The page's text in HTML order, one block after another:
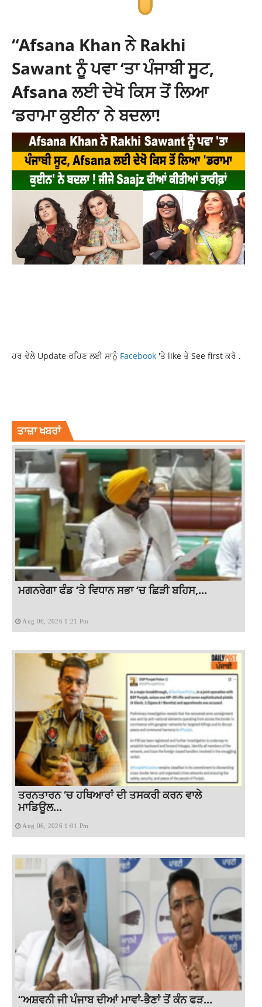
“Afsana Khan ਨੇ Rakhi
Sawant ਨੂੰ ਪਵਾ ‘ਤਾ ਪੰਜਾਬੀ ਸੂਟ,
Afsana ਲਈ ਦੇਖੋ ਕਿਸ ਤੋਂ ਲਿਆ
‘ਡਰਾਮਾ ਕੁਈਨ’ ਨੇ ਬਦਲਾ!
ਹਰ ਵੇਲੇ Update ਰਹਿਣ ਲਈ ਸਾਨੂੰ Facebook 'ਤੇ like ਤੇ See first ਕਰੋ .
ਤਾਜ਼ਾ ਖਬਰਾਂ
ਮਗਨਰੇਗਾ ਫੰਡ ‘ਤੇ ਵਿਧਾਨ ਸਭਾ ‘ਚ ਛਿੜੀ ਬਹਿਸ,...
Aug 06, 2026 1:21 Pm
ਤਰਨਤਾਰਨ ‘ਚ ਹਥਿਆਰਾਂ ਦੀ ਤਸਕਰੀ ਕਰਨ ਵਾਲੇ
ਮਾਡਿਊਲ...
Aug 06, 2026 1:01 Pm
“ਅਸ਼ਵਨੀ ਜੀ ਪੰਜਾਬ ਦੀਆਂ ਮਾਵਾਂ-ਭੈਣਾਂ ਤੋਂ ਕੰਨ ਫੜ...